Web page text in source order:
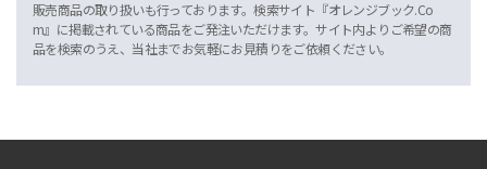
販売商品の取り扱いも行っております。検索サイト『オレンジブック.Co
m』に掲載されている商品をご発注いただけます。サイト内よりご希望の商
品を検索のうえ、当社までお気軽にお見積りをご依頼ください。